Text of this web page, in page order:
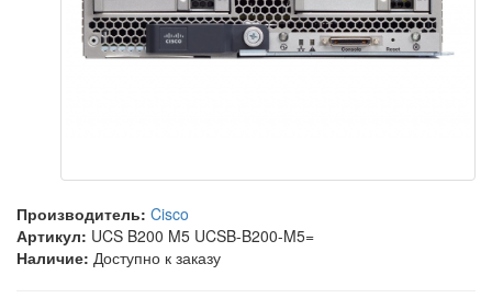
Производитель: Cisco
Артикул: UCS B200 M5 UCSB-B200-M5=
Наличие: Доступно к заказу